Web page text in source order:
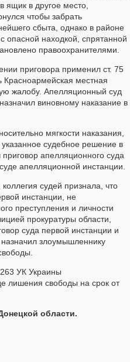
в другое место,
чтобы забрать
сбыта, однако в районе
опасной находкой, спрятанной
правоохранителями.
приговора применил ст. 75
Красноармейская местная
жалобу. Апелляционный суд
виновному наказание в
мягкости наказания,
судебное решение в
апелляционного суда
апелляционной инстанции.
судей признала, что
инстанции, не
преступления и личности
прокуратуры области,
суда первой инстанции и
злоумышленнику
УК Украины
лишения свободы на срок от
области.